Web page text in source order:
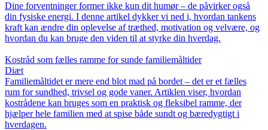
Dine forventninger former ikke kun dit humør – de påvirker også
din fysiske energi. I denne artikel dykker vi ned i, hvordan tankens
kraft kan ændre din oplevelse af træthed, motivation og velvære, og
hvordan du kan bruge den viden til at styrke din hverdag.
Kostråd som fælles ramme for sunde familiemåltider
Diæt
Familiemåltidet er mere end blot mad på bordet – det er et fælles
rum for sundhed, trivsel og gode vaner. Artiklen viser, hvordan
kostrådene kan bruges som en praktisk og fleksibel ramme, der
hjælper hele familien med at spise både sundt og bæredygtigt i
hverdagen.